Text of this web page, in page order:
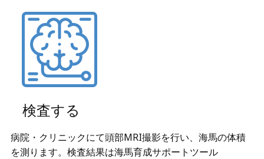
検査する
病院・クリニックにて頭部MRI撮影を行い、海馬の体積
を測ります。検査結果は​海馬育成サポートツール